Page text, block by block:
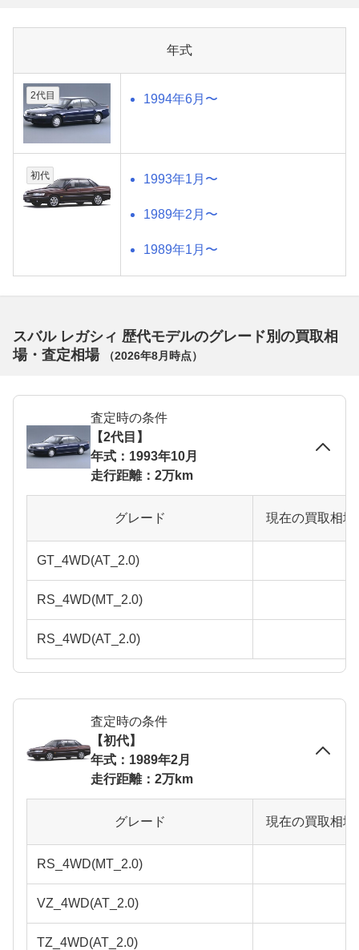
年式
2代目 1994年6月〜
初代 1993年1月〜
1989年2月〜
1989年1月〜
スバル レガシィ 歴代モデルのグレード別の買取相
場・査定相場
（2026年8月 時点）
査定時の条件
【2代目】
年式：1993年10月
走行距離：2万km
グレード 現在の買取相
GT_4WD(AT_2.0)
RS_4WD(MT_2.0)
RS_4WD(AT_2.0)
査定時の条件
【初代】
年式：1989年2月
走行距離：2万km
グレード 現在の買取相
RS_4WD(MT_2.0)
VZ_4WD(AT_2.0)
TZ_4WD(AT_2.0)